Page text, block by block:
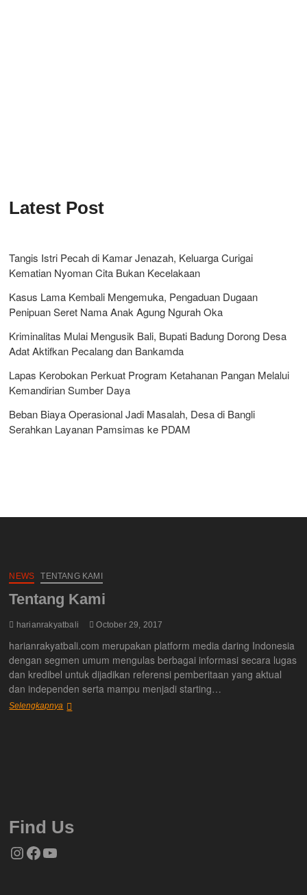
Latest Post
Tangis Istri Pecah di Kamar Jenazah, Keluarga Curigai
Kematian Nyoman Cita Bukan Kecelakaan
Kasus Lama Kembali Mengemuka, Pengaduan Dugaan
Penipuan Seret Nama Anak Agung Ngurah Oka
Kriminalitas Mulai Mengusik Bali, Bupati Badung Dorong Desa
Adat Aktifkan Pecalang dan Bankamda
Lapas Kerobokan Perkuat Program Ketahanan Pangan Melalui
Kemandirian Sumber Daya
Beban Biaya Operasional Jadi Masalah, Desa di Bangli
Serahkan Layanan Pamsimas ke PDAM
NEWS TENTANG KAMI
Tentang Kami
harianrakyatbali October 29, 2017
harianrakyatbali.com merupakan platform media daring Indonesia
dengan segmen umum mengulas berbagai informasi secara lugas
dan kredibel untuk dijadikan referensi pemberitaan yang aktual
dan independen serta mampu menjadi starting…
Selengkapnya Tentang
Find Us
Instagram
Facebook
YouTube